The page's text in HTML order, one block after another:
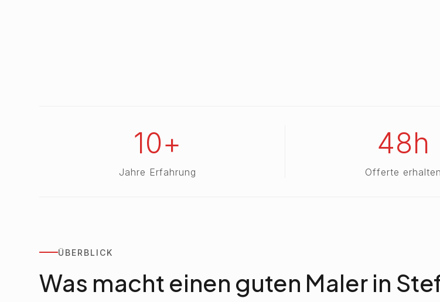
10+
Jahre Erfahrung
48h
Offerte erhalten
ÜBERBLICK
Was macht einen guten Maler in